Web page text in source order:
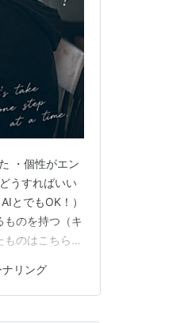
・個性がエン
うすればいい
とでもOK！）
ものを持つ（キ
ものはこちら
虚無感や虚無
ナリング